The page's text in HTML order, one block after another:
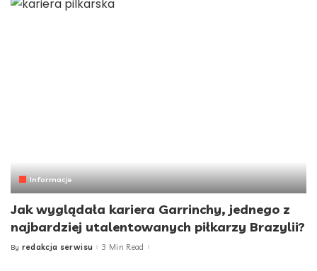
Informacje
Jak wyglądała kariera Garrinchy, jednego z
najbardziej utalentowanych piłkarzy Brazylii?
Posted
By redakcja serwisu 3 Min Read